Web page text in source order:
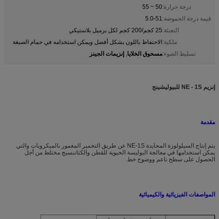
درجة حرارة:50 ~ 55
قيمة درجة الحموضة:5.0-51
التعبئة:25 كجم/200 كجم لكل برميل بلاستيكي
ملكية:الاحتفاظ باللون بشكل أفضل ويمكن استخدامه في حمام الصبغة
تسليط الضوء:مسحوق الخلايا, إنزيمات الجينز
إنزيم NE - 1S للبيوليشينج
مقدمة
يتم إنتاج السيلولوزة المحايدة NE-1S عن طريق التخمير المغمور بالميكروبات والتي
يمكن استخدامها في معالجة البوليسة الحيوية للقطن والكتاننسيج مختلط من أجل
الحصول على سطح ناعم ووضوح خط.
المواصفات الفيزيائية والكيميائية